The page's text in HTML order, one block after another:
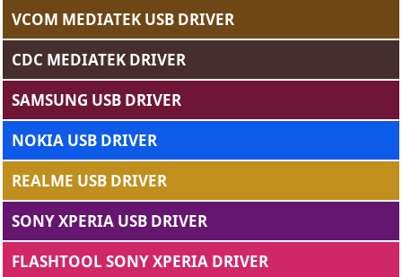
VCOM MEDIATEK USB DRIVER
CDC MEDIATEK DRIVER
SAMSUNG USB DRIVER
NOKIA USB DRIVER
REALME USB DRIVER
SONY XPERIA USB DRIVER
FLASHTOOL SONY XPERIA DRIVER